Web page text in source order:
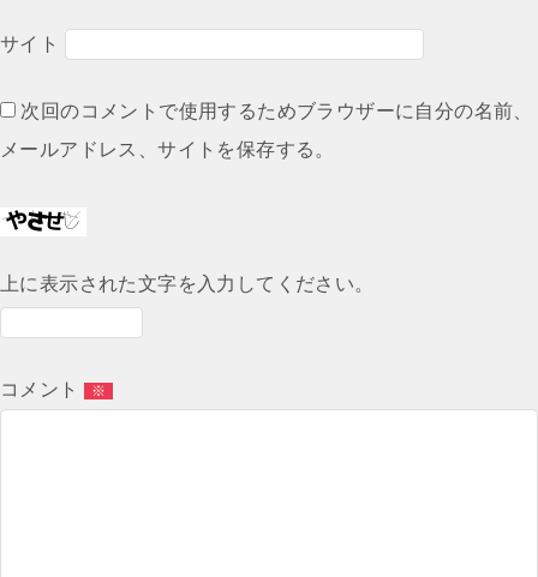
サイト
次回のコメントで使用するためブラウザーに自分の名前、
メールアドレス、サイトを保存する。
上に表示された文字を入力してください。
コメント ※